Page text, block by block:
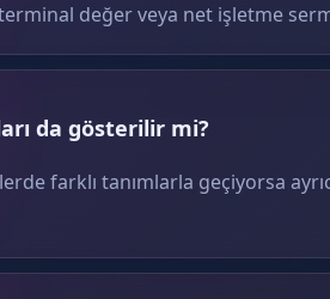
terminal değer veya net işletme
da gösterilir mi?
farklı tanımlarla geçiyorsa